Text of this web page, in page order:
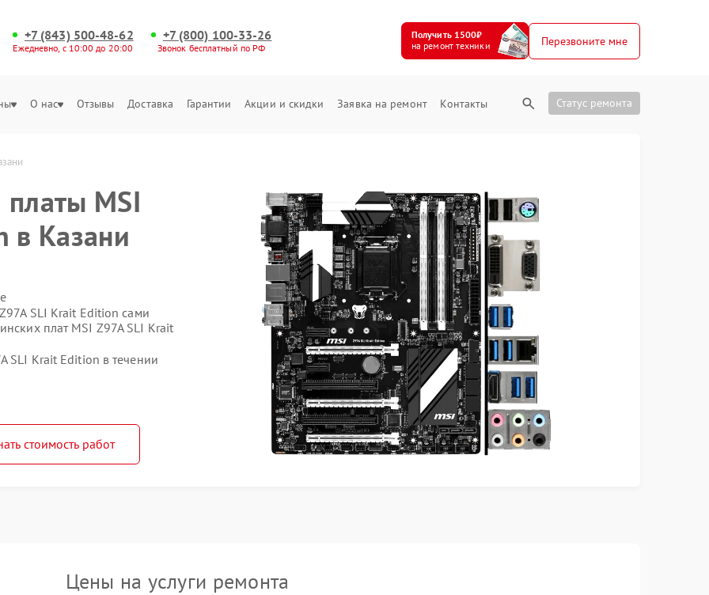
+7 (843) 500-48-62
Ежедневно, с 10:00 до 20:00
+7 (800) 100-33-26
Звонок бесплатный по РФ
Получить 1500₽
на ремонт техники
Перезвоните мне
О нас Отзывы Доставка Гарантии Акции и скидки Заявка на ремонт Контакты Статус ремонта
MSI
в Казани
SLI Krait Edition сами
плат MSI Z97A SLI Krait
SLI Krait Edition в течении
стоимость работ
Цены на услуги ремонта